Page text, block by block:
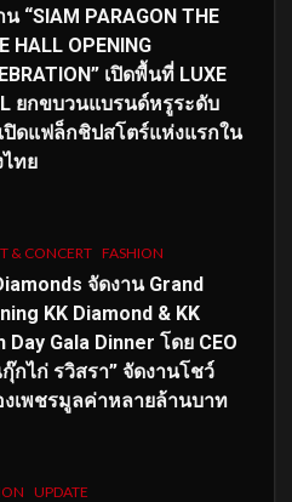
“SIAM PARAGON THE
HALL OPENING
เปิดพื้นที่ LUXE
ยกขบวนแบรนด์หรูระดับ
ปิดแฟล็กชิปสโตร์แห่งแรกใน
ไทย
& CONCERT FASHION
จัดงาน Grand
KK Diamond & KK
Day Gala Dinner โดย CEO
กไก่ รวิสรา” จัดงานโชว์
งเพชรมูลค่าหลายล้านบาท
UPDATE